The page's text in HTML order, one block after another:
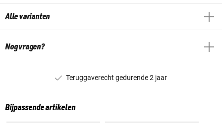
Alle varianten
Nog vragen?
Teruggaverecht gedurende 2 jaar
Bijpassende artikelen